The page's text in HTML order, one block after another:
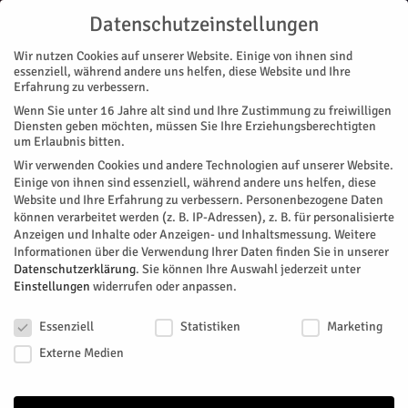
HERZOG ARCHIV 2014
Wir sind voller Freude und wurden bei herrlichem Wetter Fußball-
Weltmeister. Verliebt in den Rausch des Spiels ging der HERZOG in die Luft
und schwebte verliebt auf Wolke Sieben. Ein Versprechen für die Zukunft:
“Mensch Puppe, wir bekommen einen Junior.“
Datenschutzeinstellungen
Wir nutzen Cookies auf unserer Website. Einige von ihnen sind
essenziell, während andere uns helfen, diese Website und Ihre
Erfahrung zu verbessern.
Wenn Sie unter 16 Jahre alt sind und Ihre Zustimmung zu freiwilligen
Diensten geben möchten, müssen Sie Ihre Erziehungsberechtigten
um Erlaubnis bitten.
Wir verwenden Cookies und andere Technologien auf unserer Website.
Einige von ihnen sind essenziell, während andere uns helfen, diese
Website und Ihre Erfahrung zu verbessern. Personenbezogene Daten
können verarbeitet werden (z. B. IP-Adressen), z. B. für personalisierte
Anzeigen und Inhalte oder Anzeigen- und Inhaltsmessung. Weitere
Informationen über die Verwendung Ihrer Daten finden Sie in unserer
Datenschutzerklärung. Sie können Ihre Auswahl jederzeit unter
Einstellungen widerrufen oder anpassen.
Essenziell
Statistiken
Marketing
Externe Medien